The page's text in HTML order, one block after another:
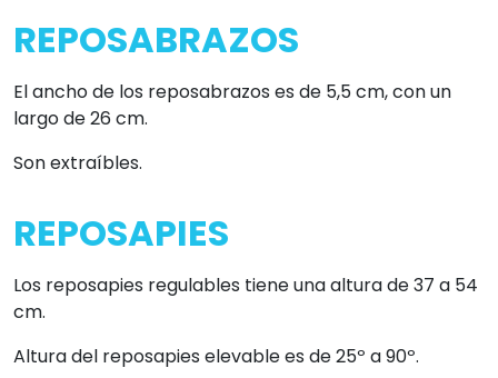
REPOSABRAZOS
El ancho de los reposabrazos es de 5,5 cm, con un
largo de 26 cm.
Son extraíbles.
REPOSAPIES
Los reposapies regulables tiene una altura de 37 a 54
cm.
Altura del reposapies elevable es de 25º a 90º.